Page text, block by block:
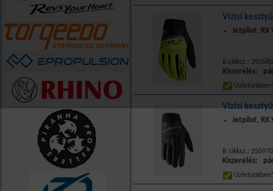
Vízisí
Jetpilot, RX
B.cikksz.:
Kiszerelés:
Vízisí
Jetpilot, RX
B.cikksz.:
Kiszerelés: